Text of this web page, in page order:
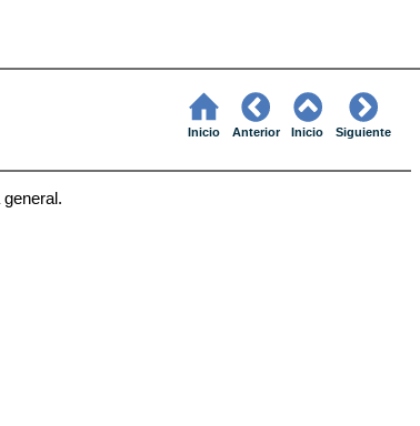
Inicio Anterior Inicio Siguiente